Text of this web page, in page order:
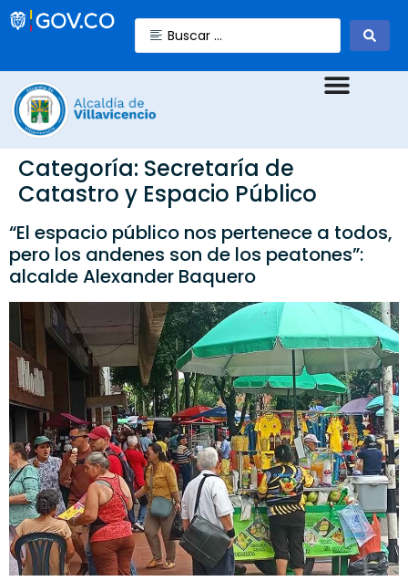
Categoría: Secretaría de
Catastro y Espacio Público
“El espacio público nos pertenece a todos,
pero los andenes son de los peatones”:
alcalde Alexander Baquero